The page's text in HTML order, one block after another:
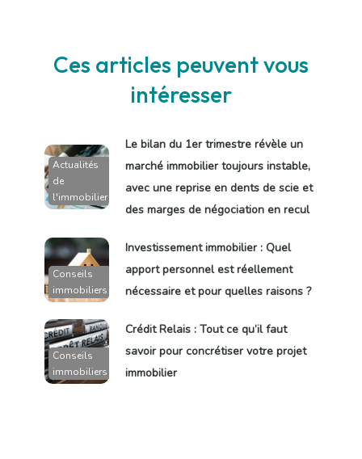
Ces articles peuvent vous
intéresser
Actualités
de
l'immobilier
Le bilan du 1er trimestre révèle un
marché immobilier toujours instable,
avec une reprise en dents de scie et
des marges de négociation en recul
Conseils
immobiliers
Investissement immobilier : Quel
apport personnel est réellement
nécessaire et pour quelles raisons ?
Conseils
immobiliers
Crédit Relais : Tout ce qu’il faut
savoir pour concrétiser votre projet
immobilier